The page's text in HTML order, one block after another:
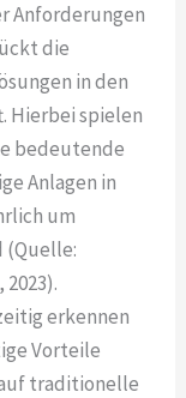
Anforderungen
die
in den
Hierbei spielen
bedeutende
Anlagen in
um
(Quelle:
erkennen
Vorteile
traditionelle